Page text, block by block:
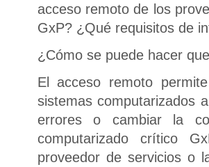
acceso remoto de los
GxP? ¿Qué requisitos de
¿Cómo se puede hacer
El acceso remoto
sistemas computarizados
errores o cambiar la
computarizado crítico
proveedor de servicios o